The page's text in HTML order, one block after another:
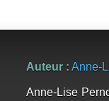
Auteur : Anne-
Anne-Lise